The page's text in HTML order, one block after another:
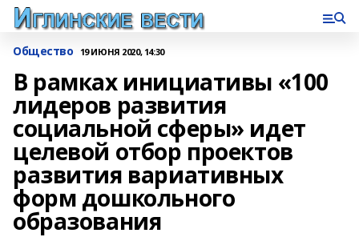
Общество 19 ИЮНЯ 2020, 14:30
В рамках инициативы «100
лидеров развития
социальной сферы» идет
целевой отбор проектов
развития вариативных
форм дошкольного
образования